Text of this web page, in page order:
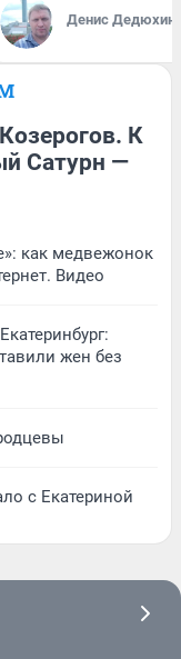
Денис Дедюхин
К
Сатурн —
как медвежонок
Видео
жен без
с Екатериной